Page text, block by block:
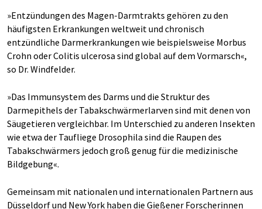
»Entzündungen des Magen-Darmtrakts gehören zu den
häufigsten Erkrankungen weltweit und chronisch
entzündliche Darmerkrankungen wie beispielsweise Morbus
Crohn oder Colitis ulcerosa sind global auf dem Vormarsch«,
so Dr. Windfelder.
»Das Immunsystem des Darms und die Struktur des
Darmepithels der Tabakschwärmerlarven sind mit denen von
Säugetieren vergleichbar. Im Unterschied zu anderen Insekten
wie etwa der Taufliege Drosophila sind die Raupen des
Tabakschwärmers jedoch groß genug für die medizinische
Bildgebung«.
Gemeinsam mit nationalen und internationalen Partnern aus
Düsseldorf und New York haben die Gießener Forscherinnen